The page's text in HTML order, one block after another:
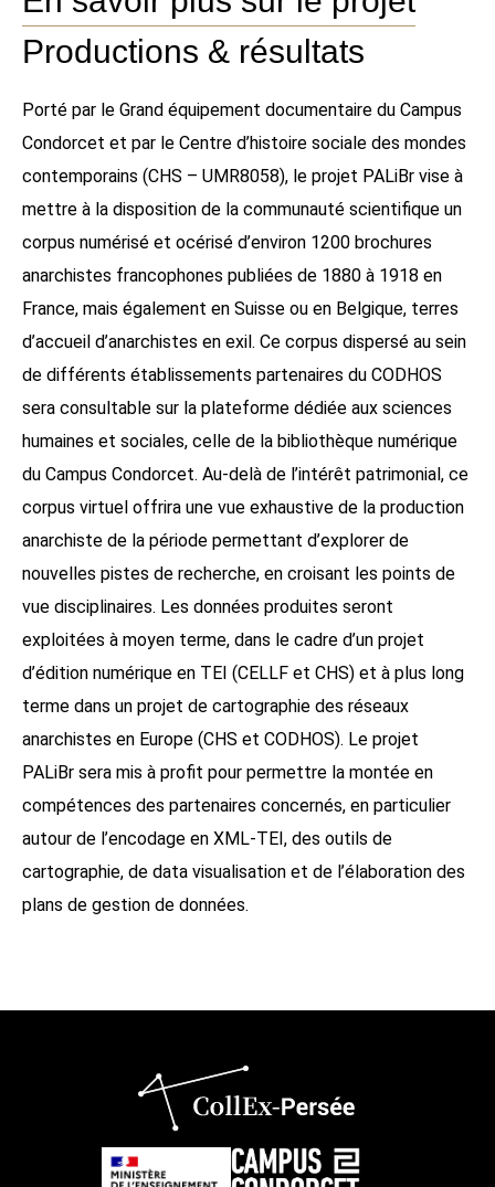
Productions & résultats
Porté par le Grand équipement documentaire du Campus
Condorcet et par le Centre d’histoire sociale des mondes
contemporains (CHS – UMR8058), le projet PALiBr vise à
mettre à la disposition de la communauté scientifique un
corpus numérisé et océrisé d’environ 1200 brochures
anarchistes francophones publiées de 1880 à 1918 en
France, mais également en Suisse ou en Belgique, terres
d’accueil d’anarchistes en exil. Ce corpus dispersé au sein
de différents établissements partenaires du CODHOS
sera consultable sur la plateforme dédiée aux sciences
humaines et sociales, celle de la bibliothèque numérique
du Campus Condorcet. Au-delà de l’intérêt patrimonial, ce
corpus virtuel offrira une vue exhaustive de la production
anarchiste de la période permettant d’explorer de
nouvelles pistes de recherche, en croisant les points de
vue disciplinaires. Les données produites seront
exploitées à moyen terme, dans le cadre d’un projet
d’édition numérique en TEI (CELLF et CHS) et à plus long
terme dans un projet de cartographie des réseaux
anarchistes en Europe (CHS et CODHOS). Le projet
PALiBr sera mis à profit pour permettre la montée en
compétences des partenaires concernés, en particulier
autour de l’encodage en XML-TEI, des outils de
cartographie, de data visualisation et de l’élaboration des
plans de gestion de données.